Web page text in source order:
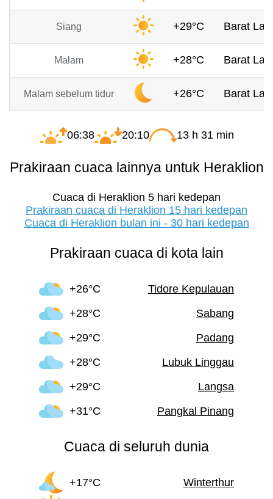
Siang +29°C Barat
Malam +28°C Barat
Malam sebelum tidur +26°C Barat
06:38 20:10 13 h 31 min
Prakiraan cuaca lainnya untuk Heraklion
Cuaca di Heraklion 5 hari kedepan
Prakiraan cuaca di Heraklion 15 hari kedepan
Cuaca di Heraklion bulan ini - 30 hari kedepan
Prakiraan cuaca di kota lain
+26°C
Tidore Kepulauan
+28°C
Sabang
+29°C
Padang
+28°C
Lubuk Linggau
+29°C
Langsa
+31°C
Pangkal Pinang
Cuaca di seluruh dunia
+17°C
Winterthur